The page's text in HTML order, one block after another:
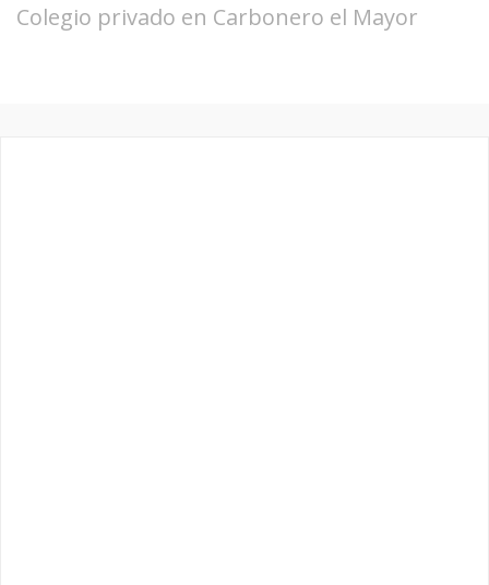
Colegio privado en Carbonero el Mayor